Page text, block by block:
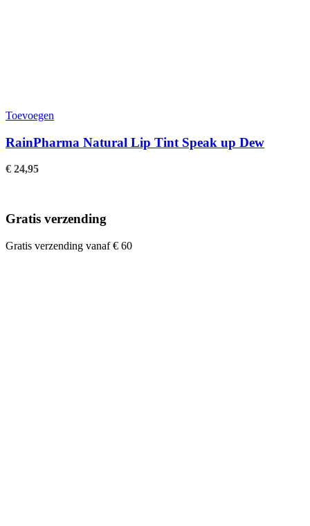
Toevoegen
RainPharma Natural Lip Tint Speak up Dew
€ 24,95
Gratis verzending
Gratis verzending vanaf € 60